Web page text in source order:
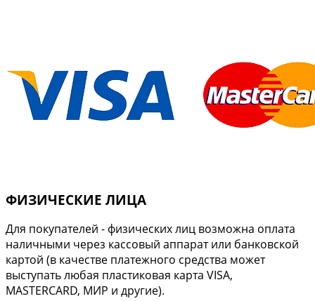
ФИЗИЧЕСКИЕ ЛИЦА
Для покупателей - физических лиц возможна оплата
наличными через кассовый аппарат или банковской
картой (в качестве платежного средства может
выступать любая пластиковая карта VISA,
MASTERCARD, МИР и другие).